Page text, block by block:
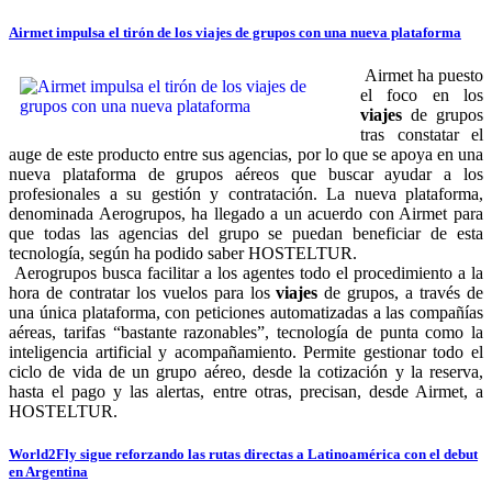
Airmet impulsa el tirón de los viajes de grupos con una nueva plataforma
Airmet ha puesto
el foco en los
viajes de grupos
tras constatar el
auge de este producto entre sus agencias, por lo que se apoya en una
nueva plataforma de grupos aéreos que buscar ayudar a los
profesionales a su gestión y contratación. La nueva plataforma,
denominada Aerogrupos, ha llegado a un acuerdo con Airmet para
que todas las agencias del grupo se puedan beneficiar de esta
tecnología, según ha podido saber HOSTELTUR.
Aerogrupos busca facilitar a los agentes todo el procedimiento a la
hora de contratar los vuelos para losviajes de grupos, a través de
una única plataforma, con peticiones automatizadas a las compañías
aéreas, tarifas “bastante razonables”, tecnología de punta como la
inteligencia artificial y acompañamiento. Permite gestionar todo el
ciclo de vida de un grupo aéreo, desde la cotización y la reserva,
hasta el pago y las alertas, entre otras, precisan, desde Airmet, a
HOSTELTUR.
World2Fly sigue reforzando las rutas directas a Latinoamérica con el debut
en Argentina